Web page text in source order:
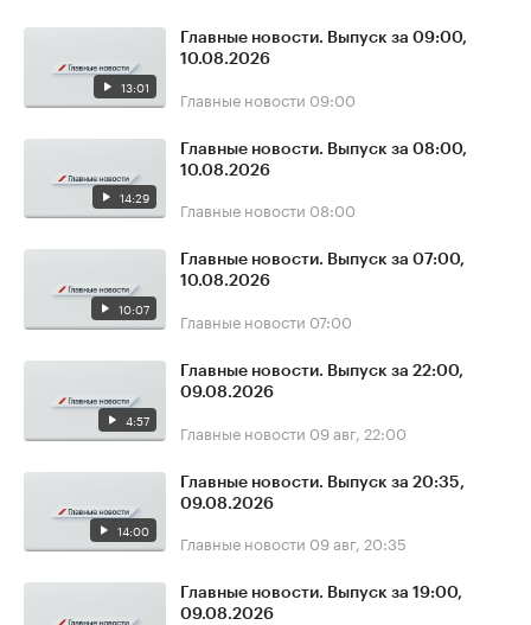
13:01
Главные новости. Выпуск за 09:00,
10.08.2026
Главные новости 09:00
14:29
Главные новости. Выпуск за 08:00,
10.08.2026
Главные новости 08:00
10:07
Главные новости. Выпуск за 07:00,
10.08.2026
Главные новости 07:00
4:57
Главные новости. Выпуск за 22:00,
09.08.2026
Главные новости 09 авг, 22:00
14:00
Главные новости. Выпуск за 20:35,
09.08.2026
Главные новости 09 авг, 20:35
Главные новости. Выпуск за 19:00,
09.08.2026